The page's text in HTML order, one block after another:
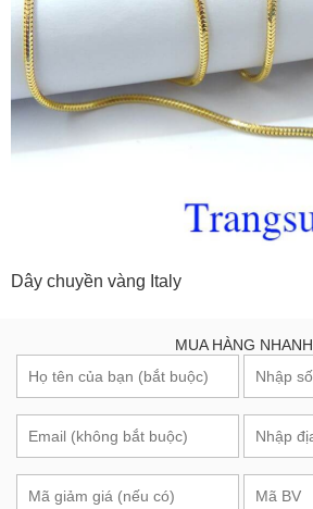
Dây chuyền vàng Italy
MUA HÀNG NHANH